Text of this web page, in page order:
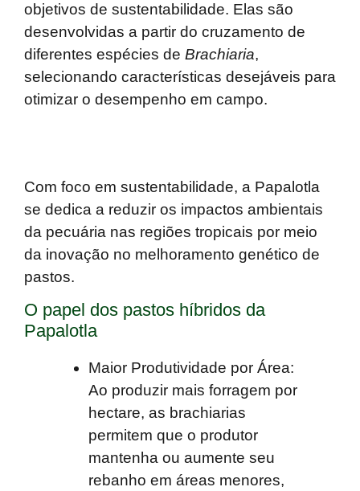
objetivos de sustentabilidade. Elas são
desenvolvidas a partir do cruzamento de
diferentes espécies de Brachiaria,
selecionando características desejáveis para
otimizar o desempenho em campo.
Com foco em sustentabilidade, a Papalotla
se dedica a reduzir os impactos ambientais
da pecuária nas regiões tropicais por meio
da inovação no melhoramento genético de
pastos.
O papel dos pastos híbridos da
Papalotla
Maior Produtividade por Área:
Ao produzir mais forragem por
hectare, as brachiarias
permitem que o produtor
mantenha ou aumente seu
rebanho em áreas menores,